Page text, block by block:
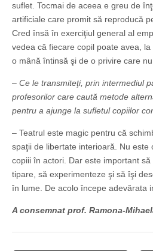
suflet. Tocmai de aceea e greu de
artificiale care promit să reproducă
Cred însă în exerciţiul general al
vedea că fiecare copil poate avea,
o mână întinsă şi de o privire care
– Ce le transmiteţi, prin intermediul
profesorilor care caută metode
pentru a ajunge la sufletul copiilor
– Teatrul este magic pentru că
spaţii de libertate interioară. Nu este
copiii în actori. Dar este important
tipare, să experimenteze şi să îşi
în lume. De acolo începe adevărata
A consemnat prof. Ramona-